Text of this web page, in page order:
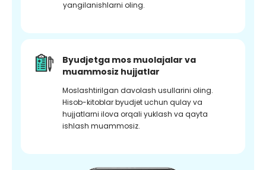
yangilanishlarni oling.
Byudjetga mos muolajalar va
muammosiz hujjatlar
Moslashtirilgan davolash usullarini oling.
Hisob-kitoblar byudjet uchun qulay va
hujjatlarni ilova orqali yuklash va qayta
ishlash muammosiz.